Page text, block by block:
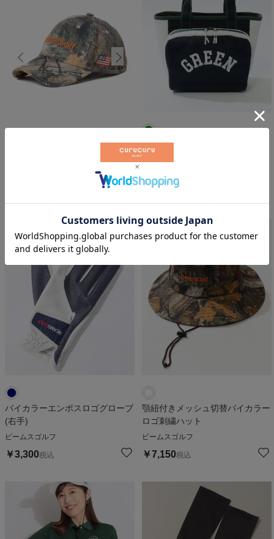
保冷ポケット付き配色カートバッ
ビームスゴルフ
バイカラーエンボスロゴグローブ
(右手)
ビームスゴルフ
￥3,300税込
人気アイテム
顎紐付きメッシュ切替バイカラー
ロゴ刺繍ハット
ビームスゴルフ
￥7,150税込